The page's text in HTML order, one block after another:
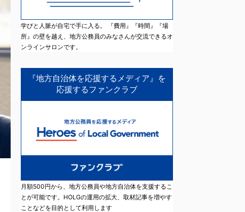
学びと人脈が自宅で手に入る。 『費用』『時間』『場
所』の壁を越え、地方公務員のみなさんが交流できるオ
ンラインサロンです。
『地方自治体を応援するメディア』を
応援するファンクラブ
月額500円から、地方公務員や地方自治体を支援するこ
とが可能です。HOLGの運用の拡大、取材記事を増やす
ことなどを目的として利用します